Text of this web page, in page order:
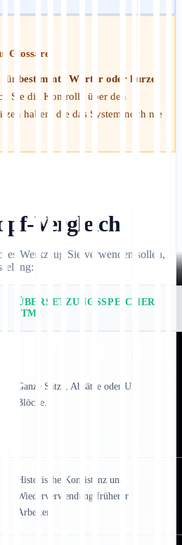
Glossare:
für bestimmte Wörter oder kurze
Sie die Kontrolle über den
haben, die das System noch nie
Vergleich
Werkzeug Sie verwenden sollen,
ÜBERSETZUNGSSPEICHER
(TM)
Ganze Sätze, Absätze oder UI-
Blöcke.
Historische Konsistenz und
Wiederverwendung früherer
Arbeiten.